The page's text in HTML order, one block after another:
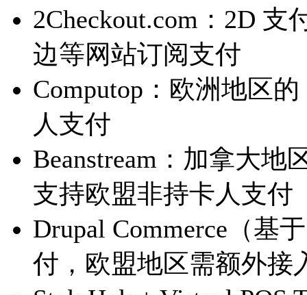
2Checkout.com：2D
边等网站订阅支付
Computop：欧洲地区
人支付
Beanstream：加拿大
支持欧盟非持卡人支付
Drupal Commerce（基
付，欧盟地区需额外接